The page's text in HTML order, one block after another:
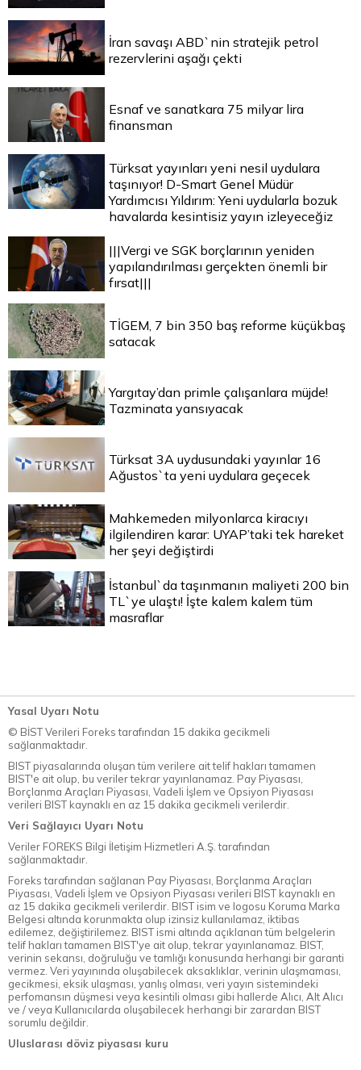
İran savaşı ABD`nin stratejik petrol
rezervlerini aşağı çekti
Esnaf ve sanatkara 75 milyar lira
finansman
Türksat yayınları yeni nesil uydulara
taşınıyor! D-Smart Genel Müdür
Yardımcısı Yıldırım: Yeni uydularla bozuk
havalarda kesintisiz yayın izleyeceğiz
|||Vergi ve SGK borçlarının yeniden
yapılandırılması gerçekten önemli bir
fırsat|||
TİGEM, 7 bin 350 baş reforme küçükbaş
satacak
Yargıtay’dan primle çalışanlara müjde!
Tazminata yansıyacak
Türksat 3A uydusundaki yayınlar 16
Ağustos`ta yeni uydulara geçecek
Mahkemeden milyonlarca kiracıyı
ilgilendiren karar: UYAP’taki tek hareket
her şeyi değiştirdi
İstanbul`da taşınmanın maliyeti 200 bin
TL`ye ulaştı! İşte kalem kalem tüm
masraflar
Yasal Uyarı Notu
© BİST Verileri Foreks tarafından 15 dakika gecikmeli
sağlanmaktadır.
BIST piyasalarında oluşan tüm verilere ait telif hakları tamamen
BIST'e ait olup, bu veriler tekrar yayınlanamaz. Pay Piyasası,
Borçlanma Araçları Piyasası, Vadeli İşlem ve Opsiyon Piyasası
verileri BIST kaynaklı en az 15 dakika gecikmeli verilerdir.
Veri Sağlayıcı Uyarı Notu
Veriler FOREKS Bilgi İletişim Hizmetleri A.Ş. tarafından
sağlanmaktadır.
Foreks tarafından sağlanan Pay Piyasası, Borçlanma Araçları
Piyasası, Vadeli İşlem ve Opsiyon Piyasası verileri BIST kaynaklı en
az 15 dakika gecikmeli verilerdir. BIST isim ve logosu Koruma Marka
Belgesi altında korunmakta olup izinsiz kullanılamaz, iktibas
edilemez, değiştirilemez. BIST ismi altında açıklanan tüm belgelerin
telif hakları tamamen BIST'ye ait olup, tekrar yayınlanamaz. BIST,
verinin sekansı, doğruluğu ve tamlığı konusunda herhangi bir garanti
vermez. Veri yayınında oluşabilecek aksaklıklar, verinin ulaşmaması,
gecikmesi, eksik ulaşması, yanlış olması, veri yayın sistemindeki
perfomansın düşmesi veya kesintili olması gibi hallerde Alıcı, Alt Alıcı
ve / veya Kullanıcılarda oluşabilecek herhangi bir zarardan BIST
sorumlu değildir.
Uluslarası döviz piyasası kuru